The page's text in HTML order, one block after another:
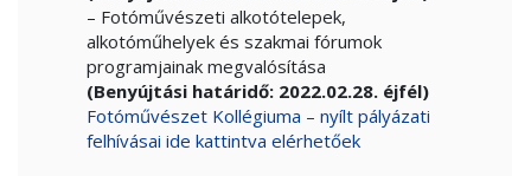
– Fotóművészeti alkotótelepek,
alkotóműhelyek és szakmai fórumok
programjainak megvalósítása
(Benyújtási határidő: 2022.02.28. éjfél)
Fotóművészet Kollégiuma – nyílt pályázati
felhívásai ide kattintva elérhetőek